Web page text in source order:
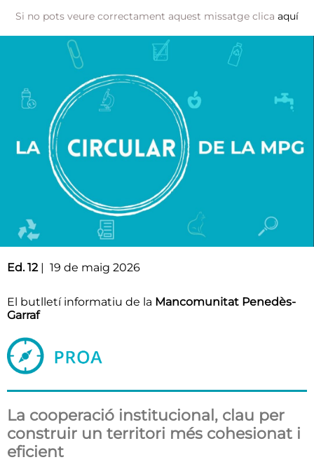
Si no pots veure correctament aquest missatge clica aquí
Ed. 12| 19 de maig 2026
El butlletí informatiu de la Mancomunitat Penedès-
Garraf
La cooperació institucional, clau per
construir un territori més cohesionat i
eficient